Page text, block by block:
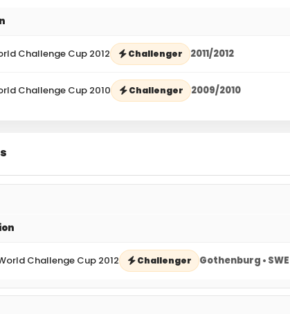
Challenge Cup 2012 Challenger 2011/2012
Challenge Cup 2010 Challenger 2009/2010
Challenge Cup 2012 Challenger Gothenburg • SWE